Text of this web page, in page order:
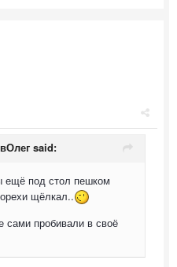
said:
ещё под стол пешком
щёлкал..
пробивали в своё